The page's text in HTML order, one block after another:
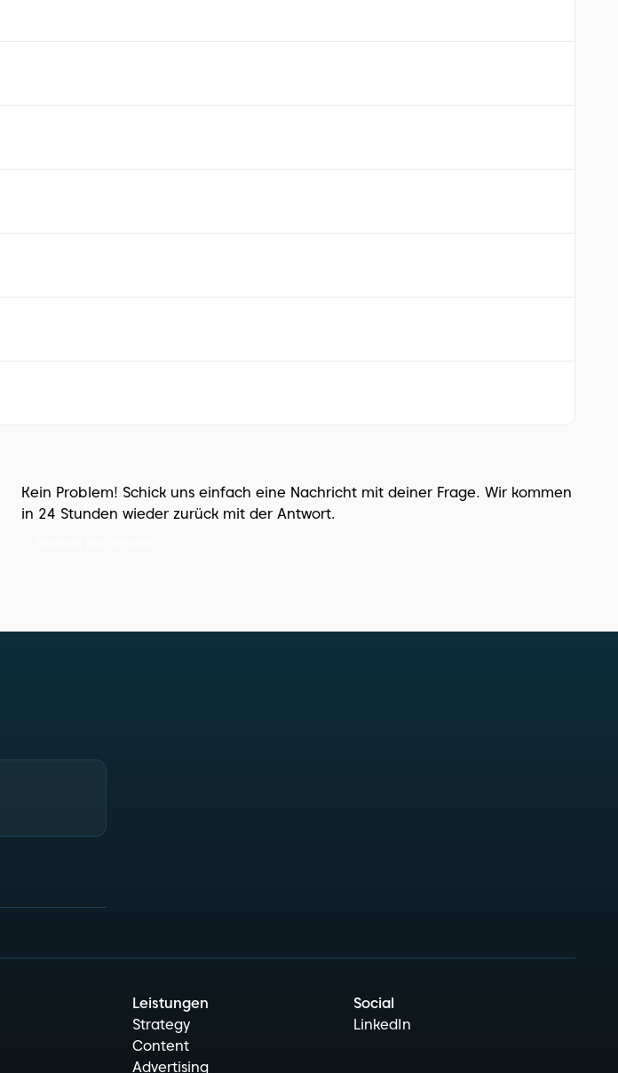
Kein Problem! Schick uns einfach eine Nachricht mit deiner Frage. Wir kommen
in 24 Stunden wieder zurück mit der Antwort.
Leistungen
Strategy
Content
Advertising
Social
LinkedIn